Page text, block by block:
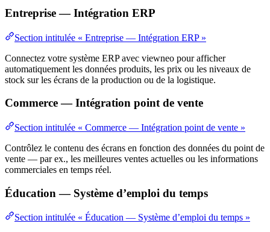
Entreprise — Intégration ERP
Section intitulée « Entreprise — Intégration ERP »
Connectez votre système ERP avec viewneo pour afficher
automatiquement les données produits, les prix ou les niveaux de
stock sur les écrans de la production ou de la logistique.
Commerce — Intégration point de vente
Section intitulée « Commerce — Intégration point de vente »
Contrôlez le contenu des écrans en fonction des données du point de
vente — par ex., les meilleures ventes actuelles ou les informations
commerciales en temps réel.
Éducation — Système d’emploi du temps
Section intitulée « Éducation — Système d’emploi du temps »